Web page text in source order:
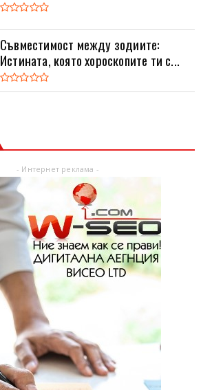
Съвместимост между зодиите:
Истината, която хороскопите ти с...
- Интернет реклама -